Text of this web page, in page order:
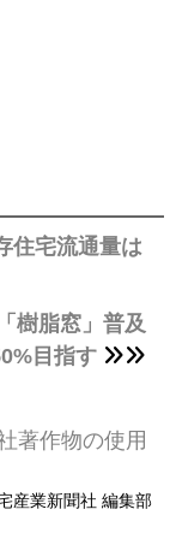
住宅流通量は
樹脂窓」普及
目指す
著作物の使用
産業新聞社 編集部